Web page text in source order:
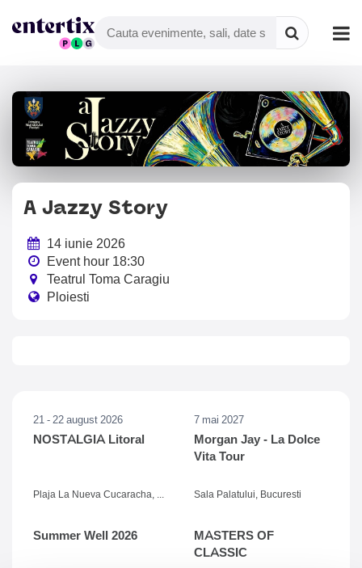
A Jazzy Story
14 iunie 2026
Event hour 18:30
Teatrul Toma Caragiu
Ploiesti
21 - 22 august 2026
NOSTALGIA Litoral
7 mai 2027
Morgan Jay - La Dolce
Vita Tour
Sala Palatului, Bucuresti
Summer Well 2026
MASTERS OF
CLASSIC